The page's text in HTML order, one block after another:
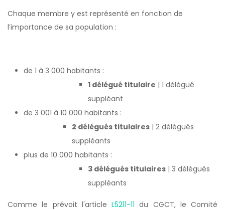
Chaque membre y est représenté en fonction de
l’importance de sa population :
de 1 à 3 000 habitants :
1 délégué titulaire | 1 délégué
suppléant
de 3 001 à 10 000 habitants :
2 délégués titulaires | 2 délégués
suppléants
plus de 10 000 habitants :
3 délégués titulaires | 3 délégués
suppléants
Comme le prévoit l'article L5211-11 du CGCT, le Comité